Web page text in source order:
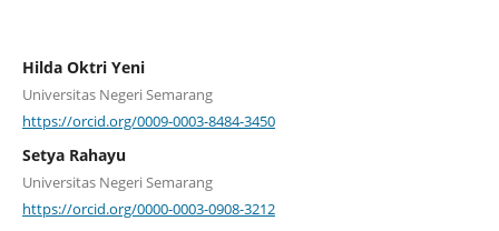
Hilda Oktri Yeni
Universitas Negeri Semarang
https://orcid.org/0009-0003-8484-3450
Setya Rahayu
Universitas Negeri Semarang
https://orcid.org/0000-0003-0908-3212